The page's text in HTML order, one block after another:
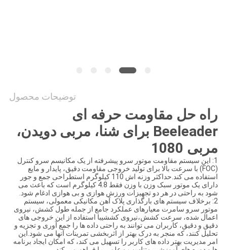
سیاست
حفظ
حریم
خصوصی
توضیحات محصول
راه حل مقاومت حرفه ای
Beeleader برای شنا، مربی دویدن،
مربی 1080
1: این سیستم مقاومت موتور سرو پیشرفته از یک مکانیسم سرو کنترل
(FOC) با سرعت بالا برای تولید خروجی مقاومت دقیق، پایدار و مایع
استفاده می کند.حداکثر وزنه اش 110 کيلوگرم استطراحی جمع و جور
دارای یک موتور سبک وزن با وزن فقط 4.8 کیلوگرم است که باعث می
شود به راحتی در هر دو تجهیزات ورزش هوازی و بی هوازی ادغام شود.
2: برخلاف سیستم های بارگذاری پلاک آهن مکانیکی معمولی، سیستم
موتور سرو سامرت معیارهای عملکرد جامع از جمله طول کشش، نیروی
اعمال شده، سرعت کشش،نیروی کششیبا استفاده از این خروجی های
دقیق و دقیق، کاربران می توانند به راحتی داده ها را جمع آوری و تجزیه و
تحلیل کنند، که منجر به درک بهتر از اثربخشی تمرینات آنها می شود.این
امر مدیریت بهتر داده های کاربر را تسهیل می کند، که امکان ایجاد برنامه